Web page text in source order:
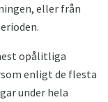
eller från
opålitliga
enligt de flesta
under hela